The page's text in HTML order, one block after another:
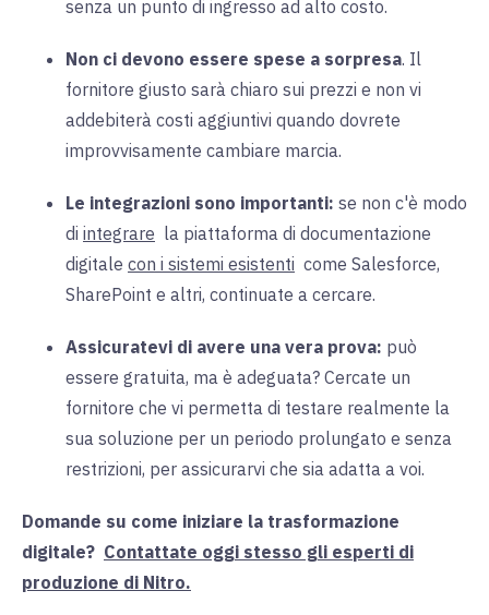
senza un punto di ingresso ad alto costo.
Non ci devono essere spese a sorpresa. Il
fornitore giusto sarà chiaro sui prezzi e non vi
addebiterà costi aggiuntivi quando dovrete
improvvisamente cambiare marcia.
Le integrazioni sono importanti: se non c'è modo
di integrare la piattaforma di documentazione
digitale con i sistemi esistenti come Salesforce,
SharePoint e altri, continuate a cercare.
Assicuratevi di avere una vera prova: può
essere gratuita, ma è adeguata? Cercate un
fornitore che vi permetta di testare realmente la
sua soluzione per un periodo prolungato e senza
restrizioni, per assicurarvi che sia adatta a voi.
Domande su come iniziare la trasformazione
digitale? Contattate oggi stesso gli esperti di
produzione di Nitro.